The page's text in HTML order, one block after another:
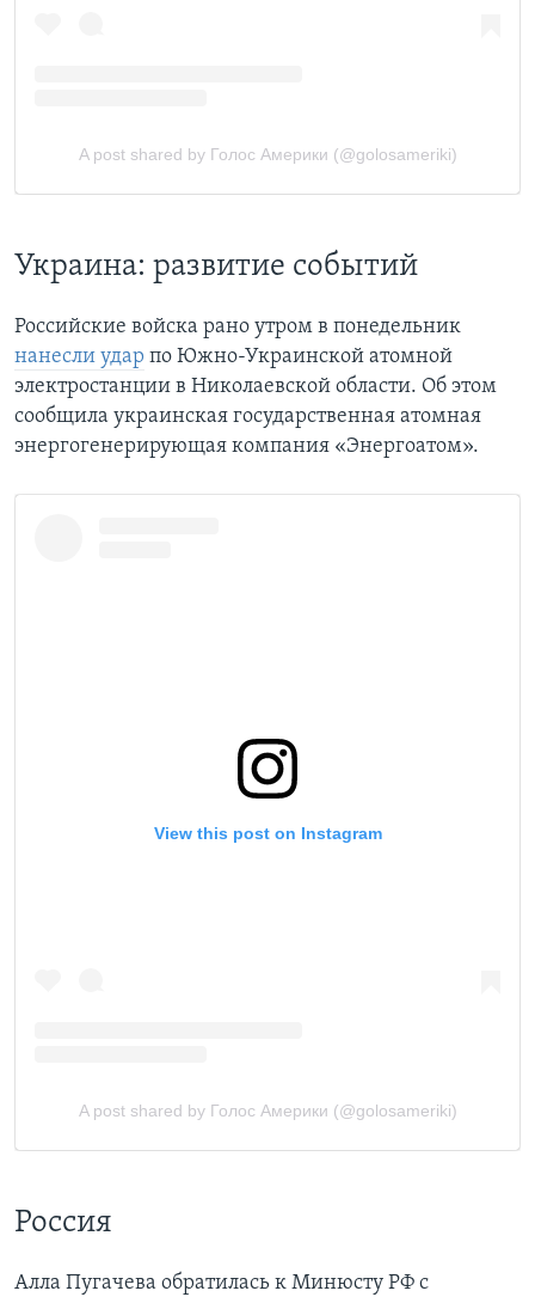
Украина: развитие событий
Российские войска рано утром в понедельник
нанесли удар по Южно-Украинской атомной
электростанции в Николаевской области. Об этом
сообщила украинская государственная атомная
энергогенерирующая компания «Энергоатом».
Россия
Алла Пугачева обратилась к Минюсту РФ с